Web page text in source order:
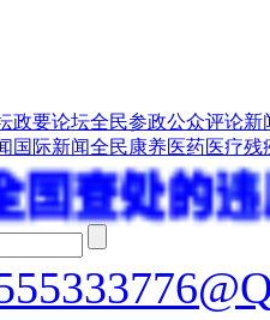
政要论坛全民参政公众评论新
国际新闻全民康养医药医疗残